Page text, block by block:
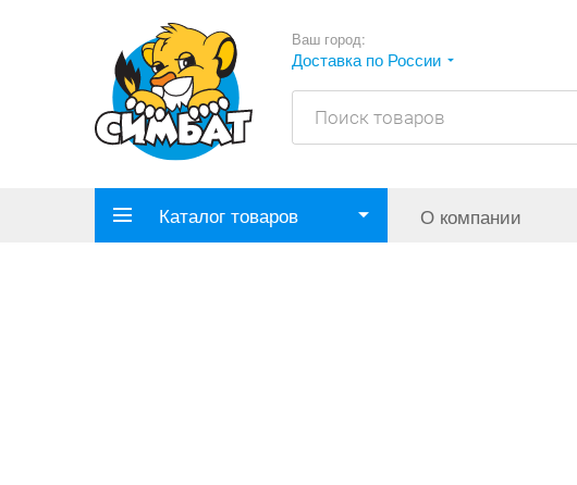
Ваш город:
Доставка по России
Каталог товаров О компании